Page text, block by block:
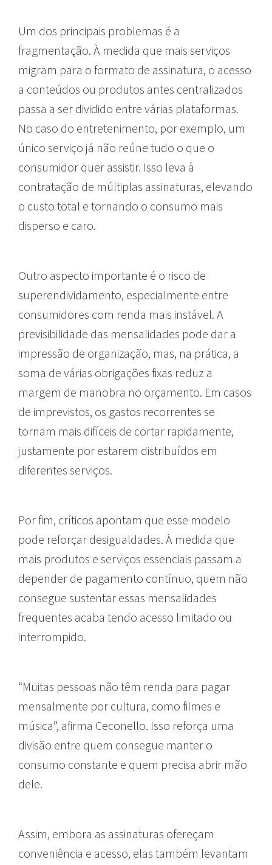
Um dos principais problemas é a
fragmentação. À medida que mais serviços
migram para o formato de assinatura, o acesso
a conteúdos ou produtos antes centralizados
passa a ser dividido entre várias plataformas.
No caso do entretenimento, por exemplo, um
único serviço já não reúne tudo o que o
consumidor quer assistir. Isso leva à
contratação de múltiplas assinaturas, elevando
o custo total e tornando o consumo mais
disperso e caro.
Outro aspecto importante é o risco de
superendividamento, especialmente entre
consumidores com renda mais instável. A
previsibilidade das mensalidades pode dar a
impressão de organização, mas, na prática, a
soma de várias obrigações fixas reduz a
margem de manobra no orçamento. Em casos
de imprevistos, os gastos recorrentes se
tornam mais difíceis de cortar rapidamente,
justamente por estarem distribuídos em
diferentes serviços.
Por fim, críticos apontam que esse modelo
pode reforçar desigualdades. À medida que
mais produtos e serviços essenciais passam a
depender de pagamento contínuo, quem não
consegue sustentar essas mensalidades
frequentes acaba tendo acesso limitado ou
interrompido.
“Muitas pessoas não têm renda para pagar
mensalmente por cultura, como filmes e
música”, afirma Ceconello. Isso reforça uma
divisão entre quem consegue manter o
consumo constante e quem precisa abrir mão
dele.
Assim, embora as assinaturas ofereçam
conveniência e acesso, elas também levantam